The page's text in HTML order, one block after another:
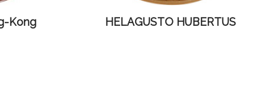
Kong HELAGUSTO HUBERTUS